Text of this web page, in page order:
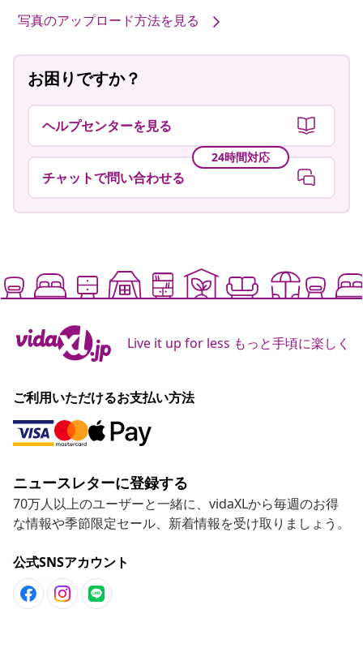
写真のアップロード方法を見る
お困りですか？
ヘルプセンターを見る
24時間対応
チャットで問い合わせる
Live it up for less もっと手頃に楽しく
ご利用いただけるお支払い方法
ニュースレターに登録する
70万人以上のユーザーと一緒に、vidaXLから毎週のお得
な情報や季節限定セール、新着情報を受け取りましょう。
公式SNSアカウント